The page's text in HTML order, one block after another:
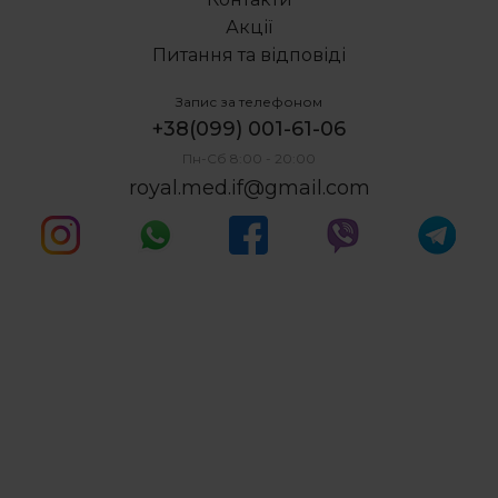
Акції
Питання та відповіді
Запис за телефоном
+38(099) 001-61-06
Пн-Сб 8:00 - 20:00
royal.med.if@gmail.com